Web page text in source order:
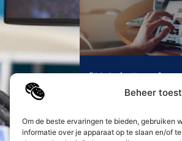
Beheer
Om de beste ervaringen te bieden, gebruiken
informatie over je apparaat op te slaan en/of
"Digitale
Leiden in het
Verandering"
Lees Verder »